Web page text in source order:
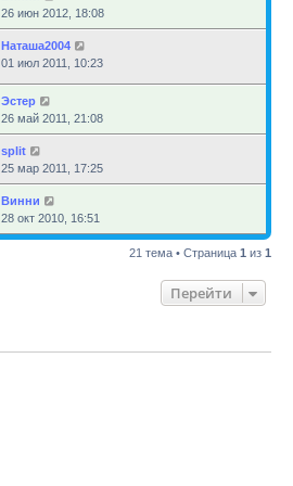
26 июн 2012, 18:08
Наташа2004
01 июл 2011, 10:23
Эстер
26 май 2011, 21:08
sрlit
25 мар 2011, 17:25
Винни
28 окт 2010, 16:51
21 тема • Страница 1 из 1
Перейти